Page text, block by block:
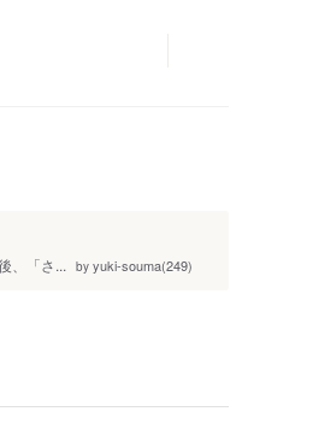
、「さ... by yuki-souma(249)